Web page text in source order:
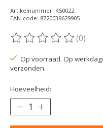
Artikelnummer: K50022
EAN-code: 8720039629905
De beoordeling van dit
(0)
Op voorraad. Op
verzonden.
Hoeveelheid: